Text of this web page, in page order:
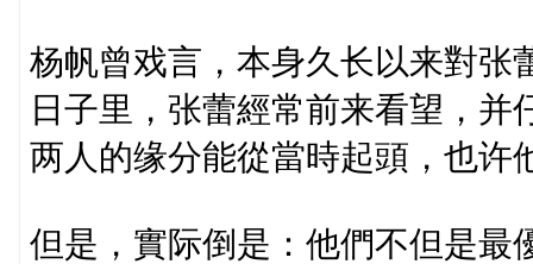
杨帆曾戏言，本身久长以来對张
日子里，张蕾經常前来看望，
两人的缘分能從當時起頭，也许
但是，實际倒是：他們不但是最